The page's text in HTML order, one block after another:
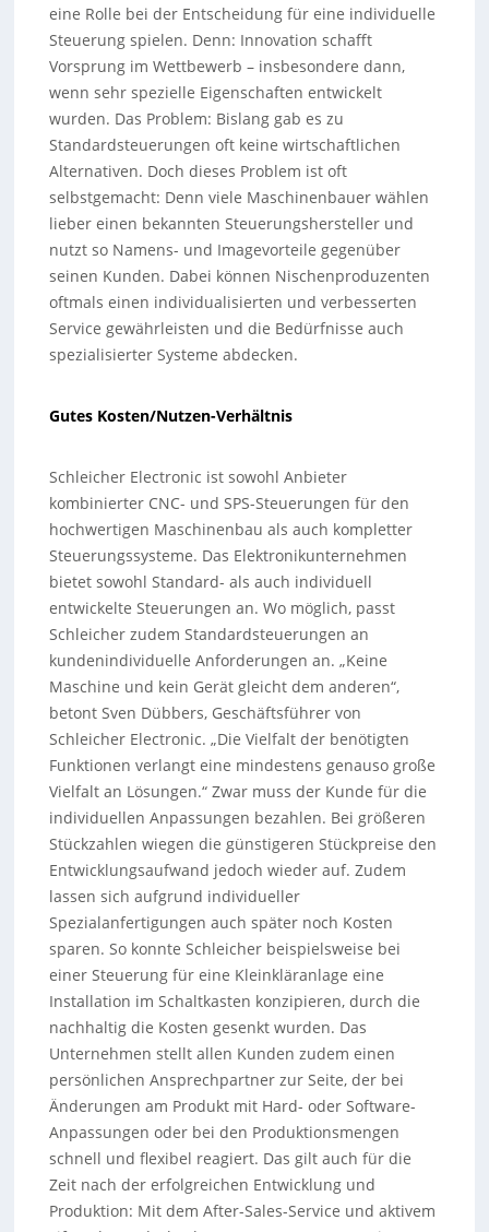
eine Rolle bei der Entscheidung für eine individuelle
Steuerung spielen. Denn: Innovation schafft
Vorsprung im Wettbewerb – insbesondere dann,
wenn sehr spezielle Eigenschaften entwickelt
wurden. Das Problem: Bislang gab es zu
Standardsteuerungen oft keine wirtschaftlichen
Alternativen. Doch dieses Problem ist oft
selbstgemacht: Denn viele Maschinenbauer wählen
lieber einen bekannten Steuerungshersteller und
nutzt so Namens- und Imagevorteile gegenüber
seinen Kunden. Dabei können Nischenproduzenten
oftmals einen individualisierten und verbesserten
Service gewährleisten und die Bedürfnisse auch
spezialisierter Systeme abdecken.
Gutes Kosten/Nutzen-Verhältnis
Schleicher Electronic ist sowohl Anbieter
kombinierter CNC- und SPS-Steuerungen für den
hochwertigen Maschinenbau als auch kompletter
Steuerungssysteme. Das Elektronikunternehmen
bietet sowohl Standard- als auch individuell
entwickelte Steuerungen an. Wo möglich, passt
Schleicher zudem Standardsteuerungen an
kundenindividuelle Anforderungen an. „Keine
Maschine und kein Gerät gleicht dem anderen“,
betont Sven Dübbers, Geschäftsführer von
Schleicher Electronic. „Die Vielfalt der benötigten
Funktionen verlangt eine mindestens genauso große
Vielfalt an Lösungen.“ Zwar muss der Kunde für die
individuellen Anpassungen bezahlen. Bei größeren
Stückzahlen wiegen die günstigeren Stückpreise den
Entwicklungsaufwand jedoch wieder auf. Zudem
lassen sich aufgrund individueller
Spezialanfertigungen auch später noch Kosten
sparen. So konnte Schleicher beispielsweise bei
einer Steuerung für eine Kleinkläranlage eine
Installation im Schaltkasten konzipieren, durch die
nachhaltig die Kosten gesenkt wurden. Das
Unternehmen stellt allen Kunden zudem einen
persönlichen Ansprechpartner zur Seite, der bei
Änderungen am Produkt mit Hard- oder Software-
Anpassungen oder bei den Produktionsmengen
schnell und flexibel reagiert. Das gilt auch für die
Zeit nach der erfolgreichen Entwicklung und
Produktion: Mit dem After-Sales-Service und aktivem